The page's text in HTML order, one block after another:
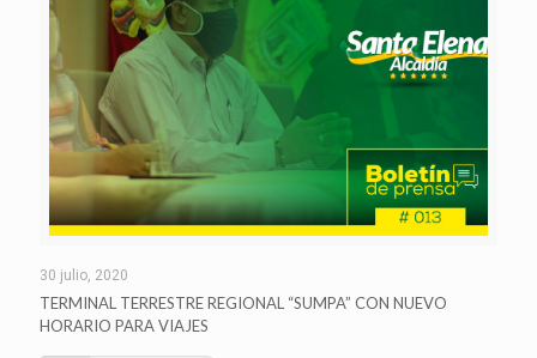
30 julio, 2020
TERMINAL TERRESTRE REGIONAL “SUMPA” CON NUEVO
HORARIO PARA VIAJES